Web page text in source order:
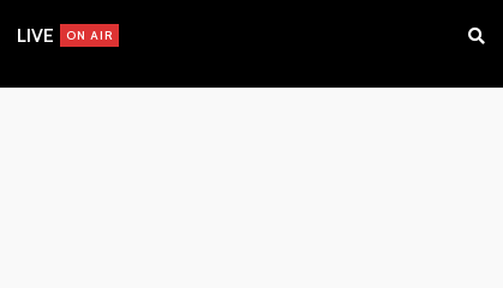
LIVE ON AIR